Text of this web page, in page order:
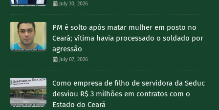
July 30, 2026
PM é solto após matar mulher em posto no
Ceará; vítima havia processado o soldado por
agressão
July 07, 2026
Como empresa de filho de servidora da Seduc
desviou R$ 3 milhões em contratos com o
Estado do Ceará